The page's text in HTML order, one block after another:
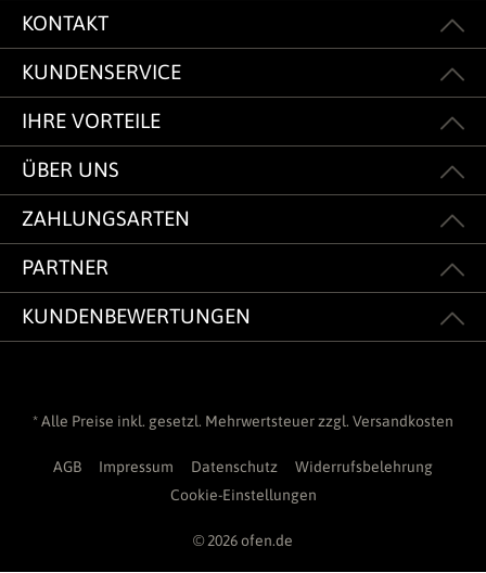
KONTAKT
KUNDENSERVICE
IHRE VORTEILE
ÜBER UNS
ZAHLUNGSARTEN
PARTNER
KUNDENBEWERTUNGEN
* Alle Preise inkl. gesetzl. Mehrwertsteuer zzgl. Versandkosten
AGB Impressum Datenschutz
Widerrufsbelehrung
Cookie-Einstellungen
© 2026 ofen.de